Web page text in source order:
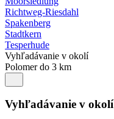
Richtweg-Riesdahl
Spakenberg
Stadtkern
Tesperhude
Vyhľadávanie v okolí
Polomer do 3 km
Vyhľadávanie v okolí